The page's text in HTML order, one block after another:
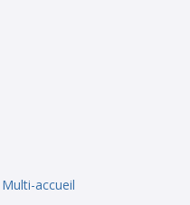
Multi-accueil